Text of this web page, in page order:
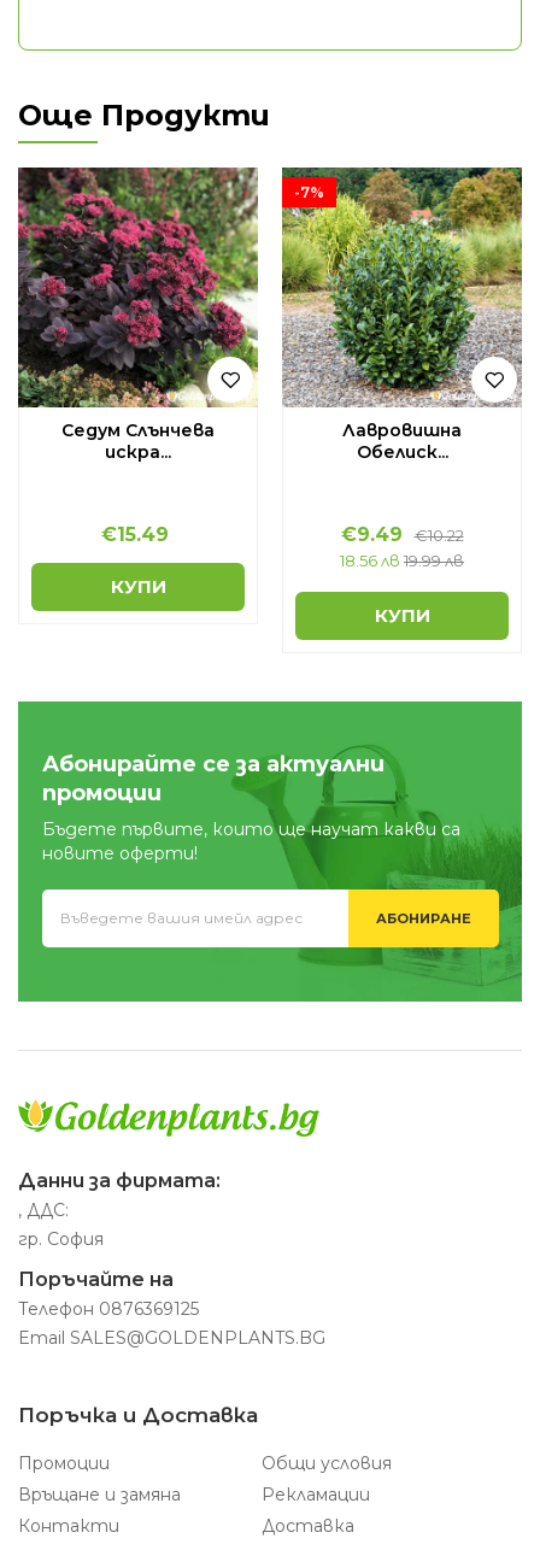
Още Продукти
Седум Слънчева
искра...
€15.49
КУПИ
-7%
Лавровишна
Обелиск...
€9.49 €10.22
18.56 лв 19.99 лв
КУПИ
Абонирайте се за актуални
промоции
Бъдете първите, които ще научат какви са
новите оферти!
АБОНИРАНЕ
Данни за фирмата:
, ДДС:
гр. София
Поръчайте на
Телефон 0876369125
Email SALES@GOLDENPLANTS.BG
Поръчка и Доставка
Промоции
Общи условия
Връщане и замяна
Рекламации
Контакти
Доставка